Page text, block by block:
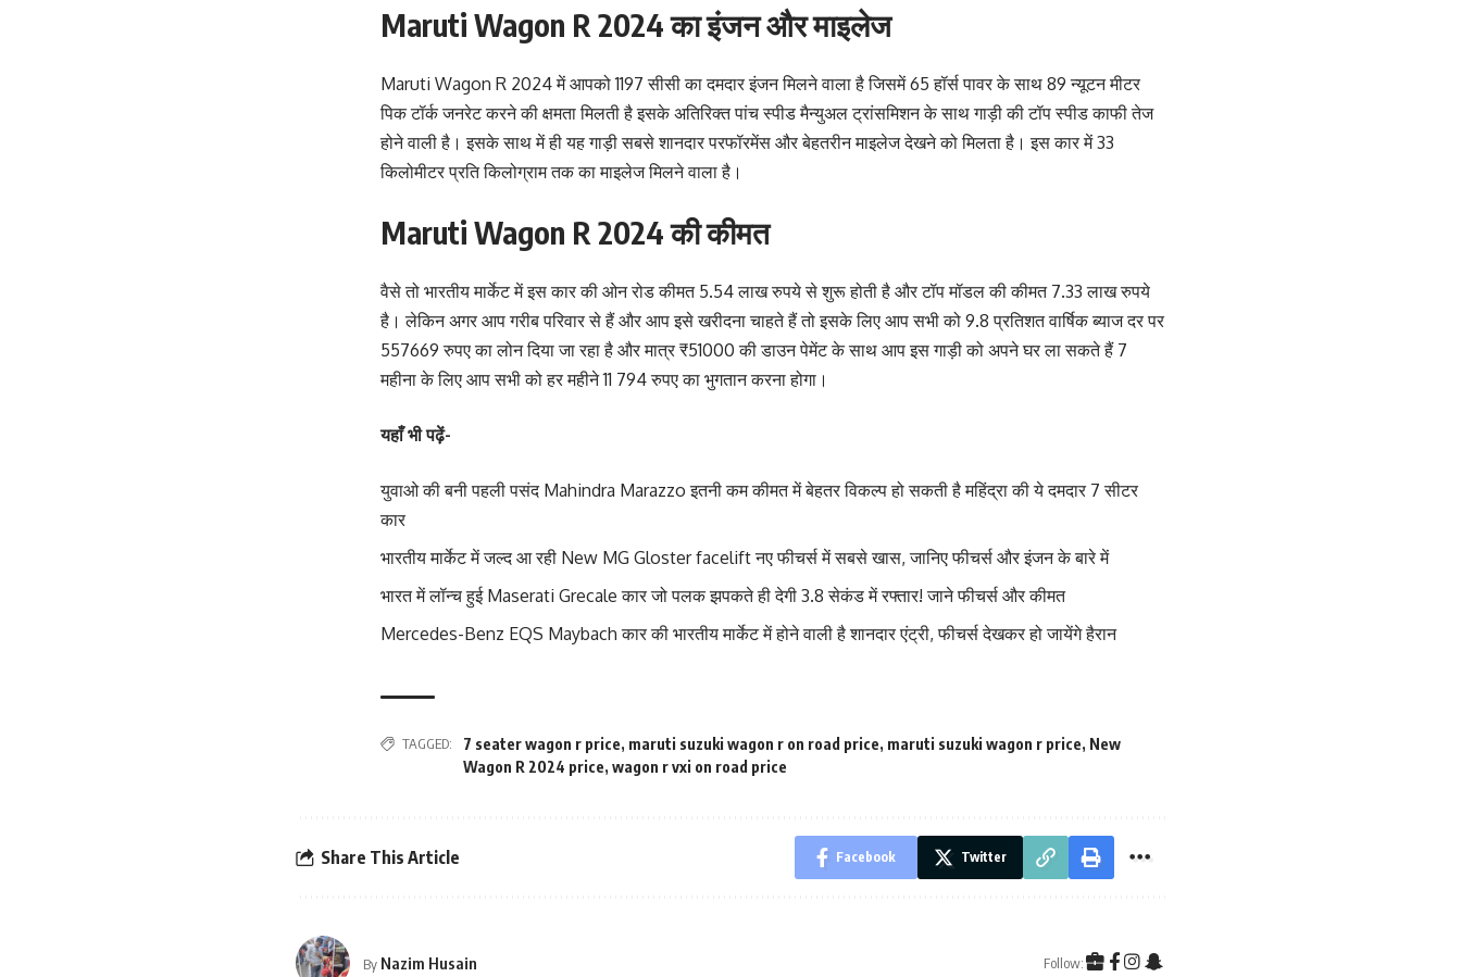
Maruti Wagon R 2024 का इंजन और माइलेज
Maruti Wagon R 2024 में आपको 1197 सीसी का दमदार इंजन मिलने वाला है जिसमें 65 हॉर्स पावर के साथ 89 न्यूटन मीटर
पिक टॉर्क जनरेट करने की क्षमता मिलती है इसके अतिरिक्त पांच स्पीड मैन्युअल ट्रांसमिशन के साथ गाड़ी की टॉप स्पीड काफी तेज
होने वाली है। इसके साथ में ही यह गाड़ी सबसे शानदार परफॉरमेंस और बेहतरीन माइलेज देखने को मिलता है। इस कार में 33
किलोमीटर प्रति किलोग्राम तक का माइलेज मिलने वाला है।
Maruti Wagon R 2024 की कीमत
वैसे तो भारतीय मार्केट में इस कार की ओन रोड कीमत 5.54 लाख रुपये से शुरू होती है और टॉप मॉडल की कीमत 7.33 लाख रुपये
है। लेकिन अगर आप गरीब परिवार से हैं और आप इसे खरीदना चाहते हैं तो इसके लिए आप सभी को 9.8 प्रतिशत वार्षिक ब्याज दर पर
557669 रुपए का लोन दिया जा रहा है और मात्र ₹51000 की डाउन पेमेंट के साथ आप इस गाड़ी को अपने घर ला सकते हैं 7
महीना के लिए आप सभी को हर महीने 11 794 रुपए का भुगतान करना होगा।
यहाँ भी पढ़ें-
युवाओ की बनी पहली पसंद Mahindra Marazzo इतनी कम कीमत में बेहतर विकल्प हो सकती है महिंद्रा की ये दमदार 7 सीटर
कार
भारतीय मार्केट में जल्द आ रही New MG Gloster facelift नए फीचर्स में सबसे खास, जानिए फीचर्स और इंजन के बारे में
भारत में लॉन्च हुई Maserati Grecale कार जो पलक झपकते ही देगी 3.8 सेकंड में रफ्तार! जाने फीचर्स और कीमत
Mercedes-Benz EQS Maybach कार की भारतीय मार्केट में होने वाली है शानदार एंट्री, फीचर्स देखकर हो जायेंगे हैरान
TAGGED: 7 seater wagon r price, maruti suzuki wagon r on road price, maruti suzuki wagon r price, New
Wagon R 2024 price, wagon r vxi on road price
Share This Article Facebook Twitter
By Nazim Husain Follow: